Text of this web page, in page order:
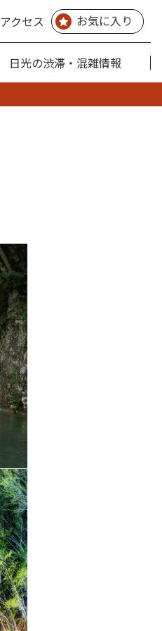
アクセス お気に入り
日光の渋滞・混雑情報